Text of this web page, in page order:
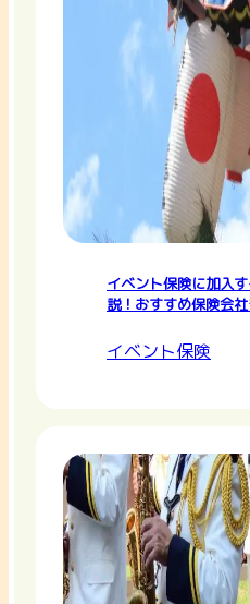
イベント保険に加入
説！おすすめ保険会
イベント保険